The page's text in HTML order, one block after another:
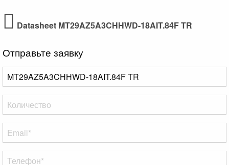
Datasheet MT29AZ5A3CHHWD-18AIT.84F TR
Отправьте заявку